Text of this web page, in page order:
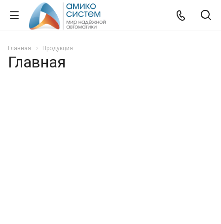
Главная Продукция
Главная